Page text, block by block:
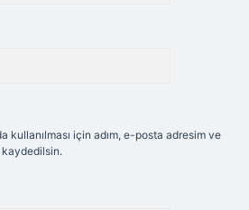
kullanılması için adım, e-posta adresim ve
kaydedilsin.